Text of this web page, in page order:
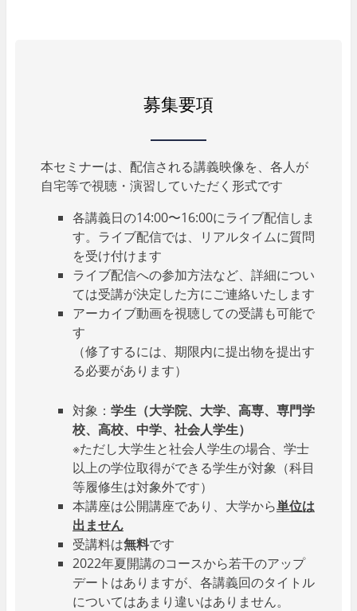
募集要項
本セミナーは、配信される講義映像を、各人が
自宅等で視聴・演習していただく形式です
各講義日の14:00〜16:00にライブ配信しま
す。ライブ配信では、リアルタイムに質問
を受け付けます
ライブ配信への参加方法など、詳細につい
ては受講が決定した方にご連絡いたします
アーカイブ動画を視聴しての受講も可能で
す
（修了するには、期限内に提出物を提出す
る必要があります）
対象： 学生（大学院、大学、高専、専門学
校、高校、中学、社会人学生）
※ただし大学生と社会人学生の場合、学士
以上の学位取得ができる学生が対象（科目
等履修生は対象外です）
本講座は公開講座であり、大学から単位は
出ません
受講料は無料です
2022年夏開講のコースから若干のアップ
デートはありますが、各講義回のタイトル
についてはあまり違いはありません。